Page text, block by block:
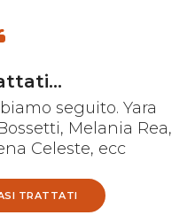
seguito. Yara
Melania Rea,
Celeste, ecc
TRATTATI